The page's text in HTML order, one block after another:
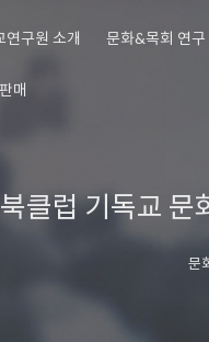
연구원 소개 문화&목회 연구
매
북클럽 기독교 문
문